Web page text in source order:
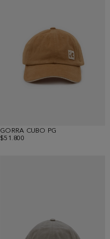
GORRA CUBO PG
$51.800